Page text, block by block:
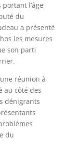
l’âge
du
a présenté
les mesures
son parti
réunion à
au côté des
dénigrants
du